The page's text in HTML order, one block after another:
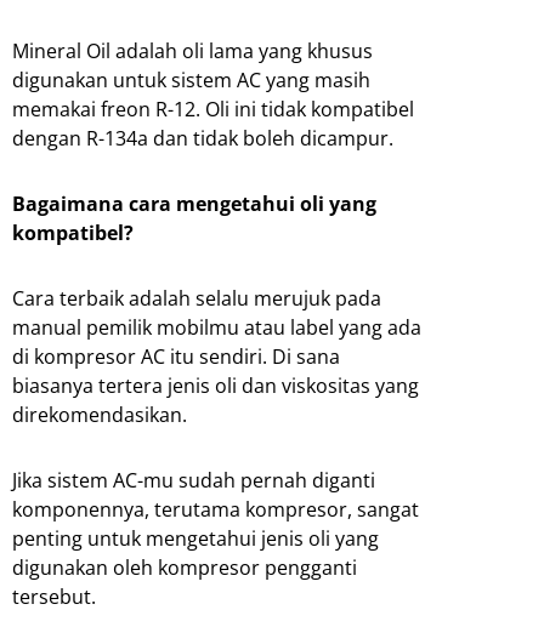
Mineral Oil adalah oli lama yang khusus
digunakan untuk sistem AC yang masih
memakai freon R-12. Oli ini tidak kompatibel
dengan R-134a dan tidak boleh dicampur.
Bagaimana cara mengetahui oli yang
kompatibel?
Cara terbaik adalah selalu merujuk pada
manual pemilik mobilmu atau label yang ada
di kompresor AC itu sendiri. Di sana
biasanya tertera jenis oli dan viskositas yang
direkomendasikan.
Jika sistem AC-mu sudah pernah diganti
komponennya, terutama kompresor, sangat
penting untuk mengetahui jenis oli yang
digunakan oleh kompresor pengganti
tersebut.